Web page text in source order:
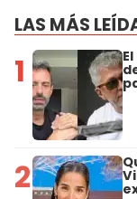
LAS MÁS
1
2